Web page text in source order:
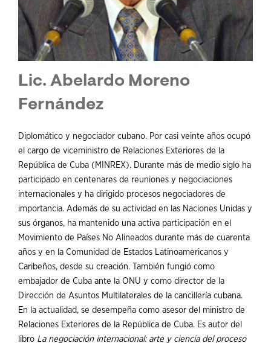
Lic. Abelardo Moreno
Fernández
Diplomático y negociador cubano. Por casi veinte años ocupó
el cargo de viceministro de Relaciones Exteriores de la
República de Cuba (MINREX). Durante más de medio siglo ha
participado en centenares de reuniones y negociaciones
internacionales y ha dirigido procesos negociadores de
importancia. Además de su actividad en las Naciones Unidas y
sus órganos, ha mantenido una activa participación en el
Movimiento de Países No Alineados durante más de cuarenta
años y en la Comunidad de Estados Latinoamericanos y
Caribeños, desde su creación. También fungió como
embajador de Cuba ante la ONU y como director de la
Dirección de Asuntos Multilaterales de la cancillería cubana.
En la actualidad, se desempeña como asesor del ministro de
Relaciones Exteriores de la República de Cuba. Es autor del
libro La negociación internacional: arte y ciencia del proceso